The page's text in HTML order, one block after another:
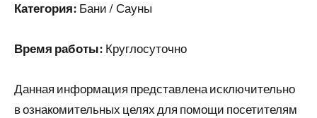
Категория: Бани / Сауны
Время работы: Круглосуточно
Данная информация представлена исключительно
в ознакомительных целях для помощи посетителям